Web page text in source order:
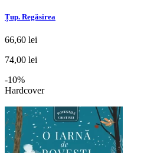
Țup. Regăsirea
66,60 lei
74,00 lei
-10%
Hardcover